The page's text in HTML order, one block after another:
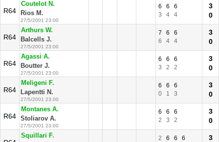
R64
Coutelot N.
Rios M.
27/5/2001 23:00
6 6
6
3
4 4
3
0
R64
Arthurs W.
Balcells J.
27/5/2001 23:00
7 6
6
6
4 4
3
0
R64
Agassi A.
Boutter J.
27/5/2001 23:00
6 6
6
3
2 2
3
0
R64
Meligeni F.
Lapentti N.
27/5/2001 23:00
6 6
6
0
1 3
3
0
R64
Montanes A.
Stoliarov A.
27/5/2001 23:00
6 6
6
2
3 2
3
0
Squillari F.
2 6 6
6
3